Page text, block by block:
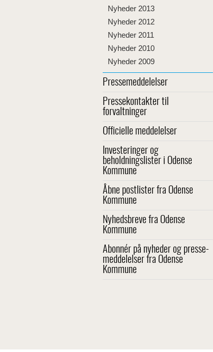
Nyheder 2013
Nyheder 2012
Nyheder 2011
Nyheder 2010
Nyheder 2009
Pressemeddelelser
Pressekontakter til
forvaltninger
Officielle meddelelser
Investeringer og
beholdningslister i Odense
Kommune
Åbne postlister fra Odense
Kommune
Nyhedsbreve fra Odense
Kommune
Abonnér på nyheder og presse-
meddelelser fra Odense
Kommune